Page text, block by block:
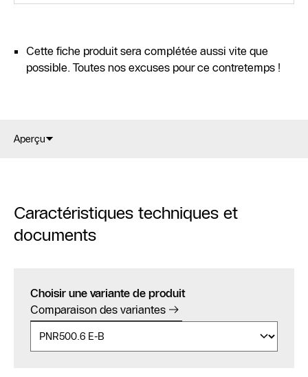
Cette fiche produit sera complétée aussi vite que
possible. Toutes nos excuses pour ce contretemps !
Aperçu
Caractéristiques techniques et
documents
Choisir une variante de produit
Comparaison des variantes